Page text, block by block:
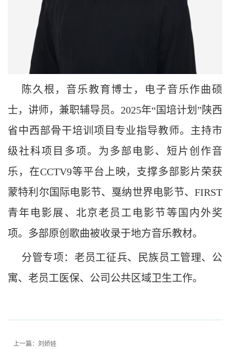
陈久根，音乐教育博士，电子音乐作曲硕
士，讲师，兼职辅导员。2025年“国培计划”陕西
省中西部骨干培训项目专业指导教师。主持市
级社科项目多项。为多部电影、短片创作音
乐，在CCTV9等平台上映，支撑多部影片荣获
蒙特利尔国际电影节、戛纳世界电影节、FIRST
青年电影展、北京老员工电影节等国内外奖
项。多部原创歌曲被收录于地方音乐教材。
分管专项：老员工征兵、民族员工管理、公
寓、老员工医保、公司公共区域卫生工作。
上一篇：刘娇娃